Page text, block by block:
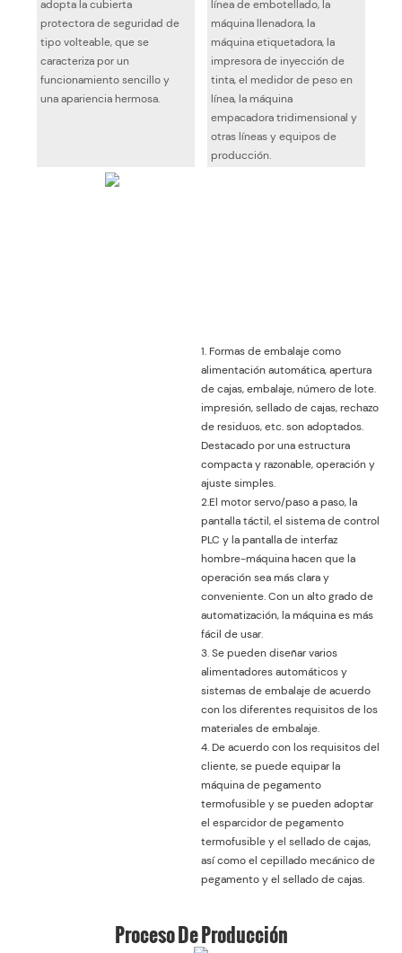
adopta la cubierta
protectora de seguridad de
tipo volteable, que se
caracteriza por un
funcionamiento sencillo y
una apariencia hermosa.
línea de embotellado, la
máquina llenadora, la
máquina etiquetadora, la
impresora de inyección de
tinta, el medidor de peso en
línea, la máquina
empacadora tridimensional y
otras líneas y equipos de
producción.
1. Formas de embalaje como
alimentación automática, apertura
de cajas, embalaje, número de lote.
impresión, sellado de cajas, rechazo
de residuos, etc. son adoptados.
Destacado por una estructura
compacta y razonable, operación y
ajuste simples.
2.El motor servo/paso a paso, la
pantalla táctil, el sistema de control
PLC y la pantalla de interfaz
hombre-máquina hacen que la
operación sea más clara y
conveniente. Con un alto grado de
automatización, la máquina es más
fácil de usar.
3. Se pueden diseñar varios
alimentadores automáticos y
sistemas de embalaje de acuerdo
con los diferentes requisitos de los
materiales de embalaje.
4. De acuerdo con los requisitos del
cliente, se puede equipar la
máquina de pegamento
termofusible y se pueden adoptar
el esparcidor de pegamento
termofusible y el sellado de cajas,
así como el cepillado mecánico de
pegamento y el sellado de cajas.
Proceso De Producción